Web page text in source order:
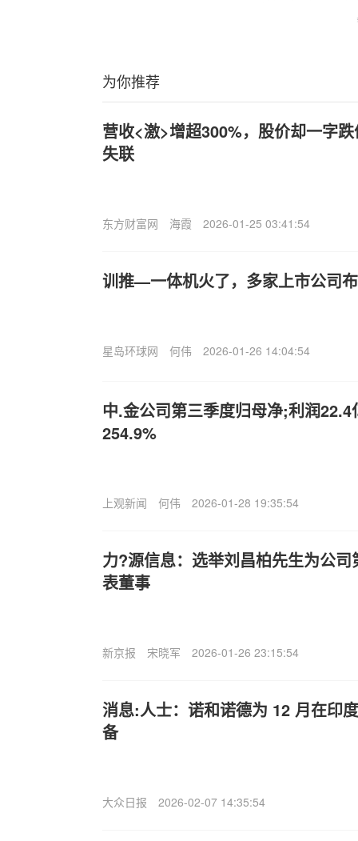
为你推荐
营收<激>增超300%，股价却一字
失联
东方财富网 海霞 2026-01-25 03:41:54
训推—一体机火了，多家上市公司
星岛环球网 何伟 2026-01-26 14:04:54
中.金公司第三季度归母净;利润
254.9%
上观新闻 何伟 2026-01-28 19:35:54
力?源信息：选举刘昌柏先生为公
表董事
新京报 宋晓军 2026-01-26 23:15:54
消息:人士：诺和诺德为 12 月在印
备
大众日报 2026-02-07 14:35:54